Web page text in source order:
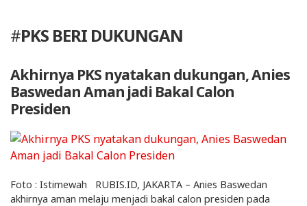
#PKS BERI DUKUNGAN
Akhirnya PKS nyatakan dukungan, Anies
Baswedan Aman jadi Bakal Calon
Presiden
Foto : Istimewah RUBIS.ID, JAKARTA – Anies Baswedan
akhirnya aman melaju menjadi bakal calon presiden pada